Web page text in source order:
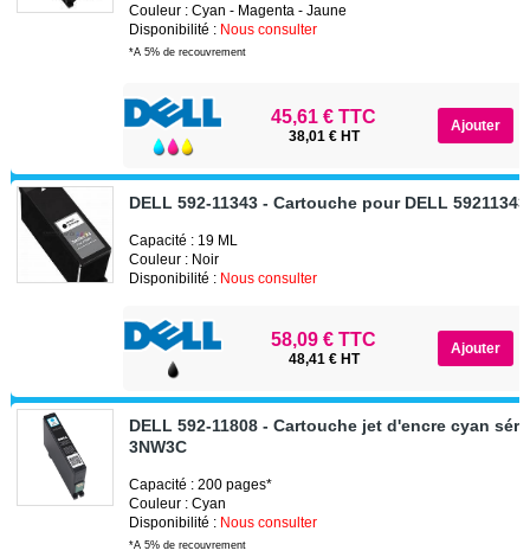
Couleur : Cyan - Magenta - Jaune
Disponibilité : Nous consulter
*A 5% de recouvrement
45,61 € TTC
38,01 € HT
DELL 592-11343 - Cartouche pour DELL 59211343
Capacité : 19 ML
Couleur : Noir
Disponibilité : Nous consulter
58,09 € TTC
48,41 € HT
DELL 592-11808 - Cartouche jet d'encre cyan
3NW3C
Capacité : 200 pages*
Couleur : Cyan
Disponibilité : Nous consulter
*A 5% de recouvrement